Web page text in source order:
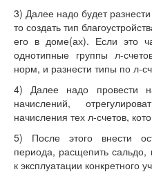
3) Далее надо будет
то создать тип
его в доме(ах). Если это
однотипные группы л-
норм, и разнести типы по л-
4) Далее надо провести
начислений,
начисления тех л-счетов,
5) После этого внести
периода, расщепить сальдо,
к эксплуатации конкретного